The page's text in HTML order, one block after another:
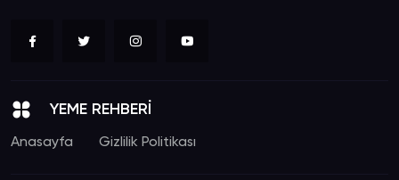
YEME REHBERİ
Anasayfa Gizlilik Politikası